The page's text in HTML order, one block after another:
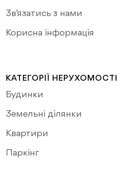
Зв’язатись з нами
Корисна інформація
КАТЕГОРІЇ НЕРУХОМОСТІ
Будинки
Земельні ділянки
Квартири
Паркінг